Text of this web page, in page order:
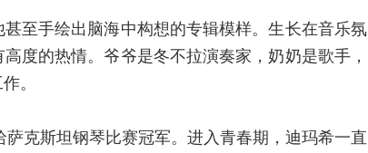
至手绘出脑海中构想的专辑模样。生长在音乐氛
度的热情。爷爷是冬不拉演奏家，奶奶是歌手，
。
克斯坦钢琴比赛冠军。进入青春期，迪玛希一直